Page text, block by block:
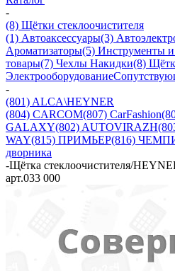
-
(8) Щётки стеклоочистителя
(1) Автоаксессуары(3)
Ароматизаторы(5) Инструменты
товары(7) Чехлы Накидки(8)
Электрооборудование
-
(801) ALCA\HEYNER
(804) CARCOM(807) CarFashion
GALAXY(802) AUTOVIRAZH
WAY(815) ПРИМЬЕР(816)
дворника
-Щётка стеклоочистителя/
арт.033 000